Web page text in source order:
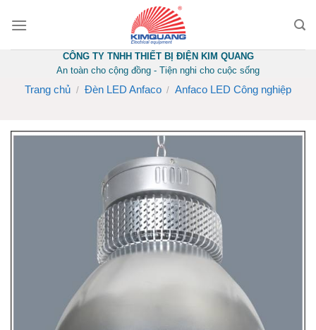
CÔNG TY TNHH THIẾT BỊ ĐIỆN KIM QUANG
An toàn cho cộng đồng - Tiện nghi cho cuộc sống
Trang chủ / Đèn LED Anfaco / Anfaco LED Công nghiệp